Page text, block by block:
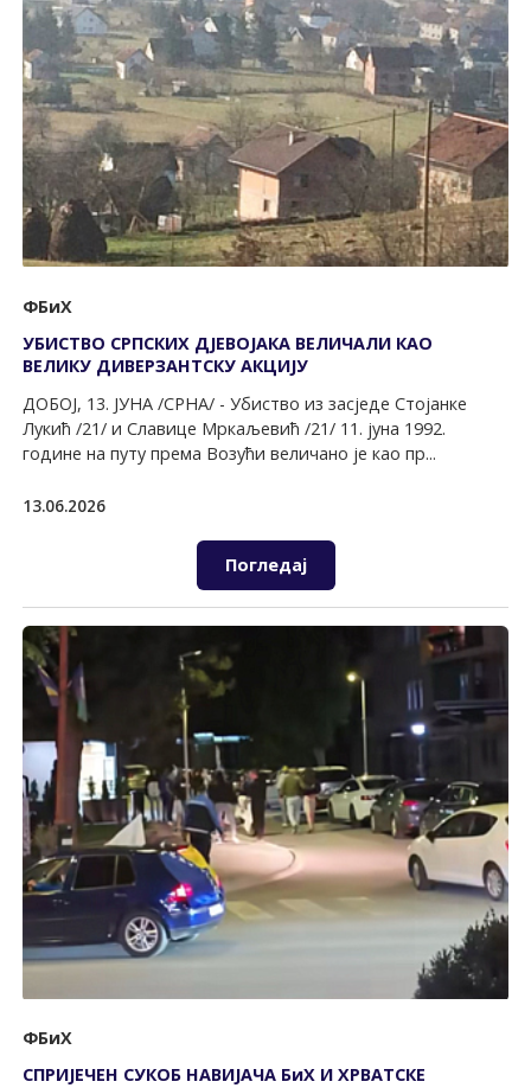
ФБиХ
УБИСТВО СРПСКИХ ДЈЕВОЈАКА ВЕЛИЧАЛИ КАО
ВЕЛИКУ ДИВЕРЗАНТСКУ АКЦИЈУ
ДОБОЈ, 13. ЈУНА /СРНА/ - Убиство из засједе Стојанке
Лукић /21/ и Славице Мркаљевић /21/ 11. јуна 1992.
године на путу према Возући величано је као пр...
13.06.2026
Погледај
ФБиХ
СПРИЈЕЧЕН СУКОБ НАВИЈАЧА БиХ И ХРВАТСКЕ